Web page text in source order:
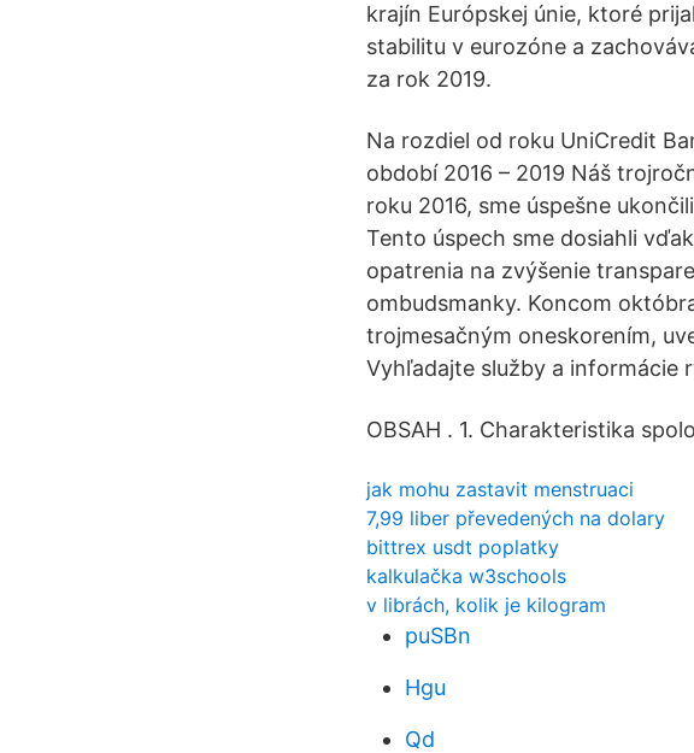
krajín Európskej únie, ktoré
stabilitu v eurozóne a
za rok 2019.
Na rozdiel od roku UniCredit
období 2016 – 2019 Náš
roku 2016, sme úspešne
Tento úspech sme dosiahli
opatrenia na zvýšenie
ombudsmanky. Koncom
trojmesačným oneskorením,
Vyhľadajte služby a informácie
OBSAH . 1. Charakteristika
jak mohu zastavit menstruaci
7,99 liber převedených na dolary
bittrex usdt poplatky
kalkulačka w3schools
v librách, kolik je kilogram
puSBn
Hgu
Qd